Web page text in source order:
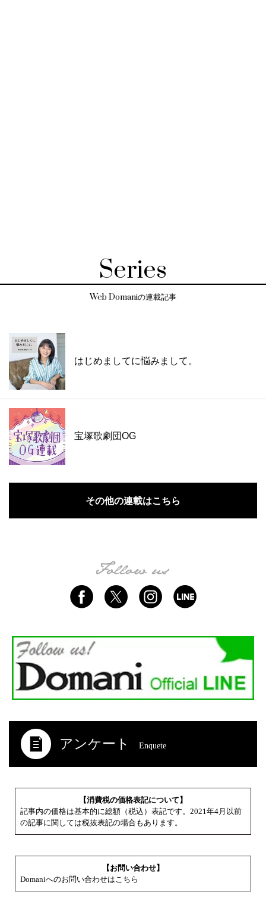
Series
Web Domaniの連載記事
はじめましてに悩みまして。
宝塚歌劇団OG
その他の連載はこちら
アンケート Enquete
【消費税の価格表記について】
記事内の価格は基本的に総額（税込）表記です。2021年4月以前
の記事に関しては税抜表記の場合もあります。
【お問い合わせ】
Domaniへのお問い合わせはこちら